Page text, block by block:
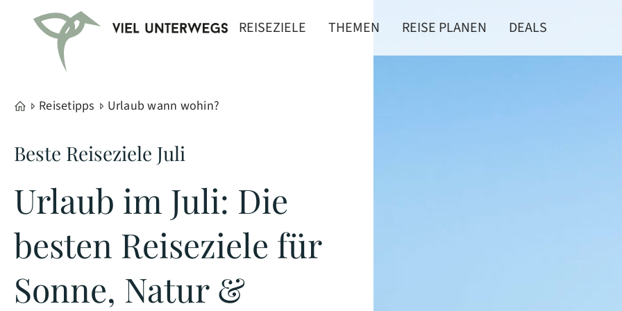
REISEZIELE THEMEN REISE PLANEN DEALS
Reisetipps Urlaub wann wohin?
Beste Reiseziele Juli
Urlaub im Juli: Die
besten Reiseziele für
Sonne, Natur &